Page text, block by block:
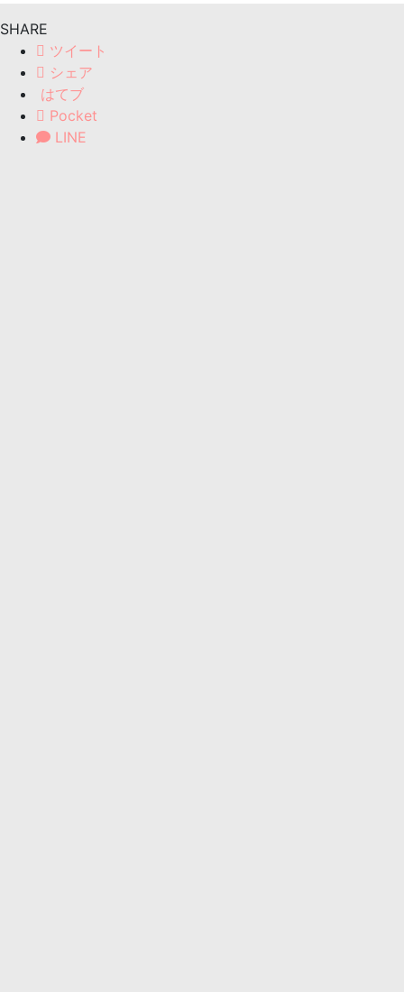
SHARE
ツイート
シェア
はてブ
Pocket
LINE